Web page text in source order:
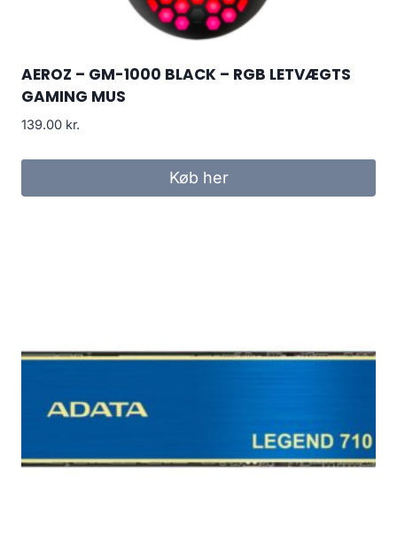
AEROZ – GM-1000 BLACK – RGB LETVÆGTS
GAMING MUS
139.00 kr.
Køb her